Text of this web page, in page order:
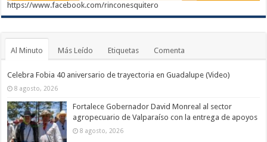
https://www.facebook.com/rinconesquitero
Al Minuto Más Leído Etiquetas Comenta
Celebra Fobia 40 aniversario de trayectoria en Guadalupe (Video)
8 agosto, 2026
Fortalece Gobernador David Monreal al sector
agropecuario de Valparaíso con la entrega de apoyos
8 agosto, 2026